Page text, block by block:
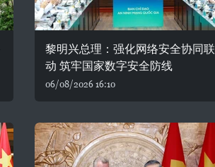
黎明兴总理：强化网络安全协同联
动 筑牢国家数字安全防线
06/08/2026 16:10